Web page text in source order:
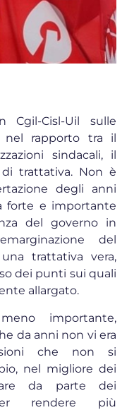
Cgil-Cisl-Uil sulle
nel rapporto tra il
sindacali, il
trattativa. Non è
degli anni
forte e importante
del governo in
del
trattativa vera,
dei punti sui quali
allargato.
importante,
da anni non vi era
che non si
nel migliore dei
da parte dei
per rendere più